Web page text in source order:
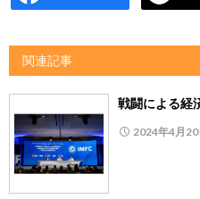
関連記事
戦闘による経
2024年4月20